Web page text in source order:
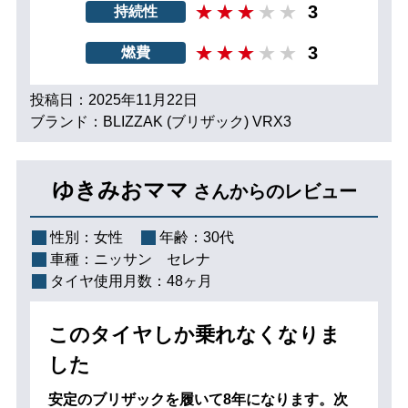
持続性 3
燃費 3
投稿日：2025年11月22日
ブランド：BLIZZAK (ブリザック) VRX3
ゆきみおママ さんからのレビュー
性別： 女性 年齢： 30代
車種： ニッサン セレナ
タイヤ使用月数： 48ヶ月
このタイヤしか乗れなくなりま
した
安定のブリザックを履いて8年になります。次